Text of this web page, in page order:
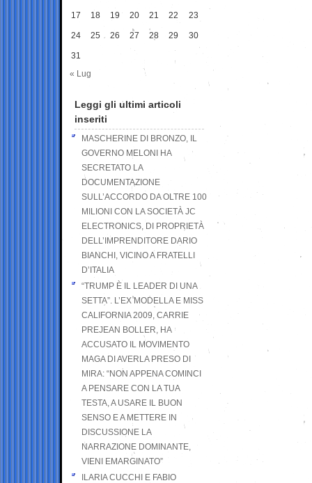
17 18 19 20 21 22 23
24 25 26 27 28 29 30
31
« Lug
Leggi gli ultimi articoli
inseriti
MASCHERINE DI BRONZO, IL
GOVERNO MELONI HA
SECRETATO LA
DOCUMENTAZIONE
SULL’ACCORDO DA OLTRE 100
MILIONI CON LA SOCIETÀ JC
ELECTRONICS, DI PROPRIETÀ
DELL’IMPRENDITORE DARIO
BIANCHI, VICINO A FRATELLI
D’ITALIA
“TRUMP È IL LEADER DI UNA
SETTA”. L’EX MODELLA E MISS
CALIFORNIA 2009, CARRIE
PREJEAN BOLLER, HA
ACCUSATO IL MOVIMENTO
MAGA DI AVERLA PRESO DI
MIRA: “NON APPENA COMINCI
A PENSARE CON LA TUA
TESTA, A USARE IL BUON
SENSO E A METTERE IN
DISCUSSIONE LA
NARRAZIONE DOMINANTE,
VIENI EMARGINATO”
ILARIA CUCCHI E FABIO